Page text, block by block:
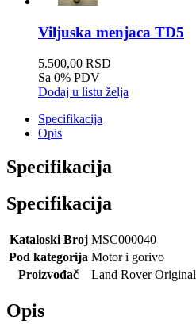
Viljuska menjaca TD5
5.500,00 RSD
Sa 0% PDV
Dodaj u listu želja
Specifikacija
Opis
Specifikacija
Specifikacija
Kataloski Broj MSC000040
Pod kategorija Motor i gorivo
Proizvođač
Land Rover Original
Opis